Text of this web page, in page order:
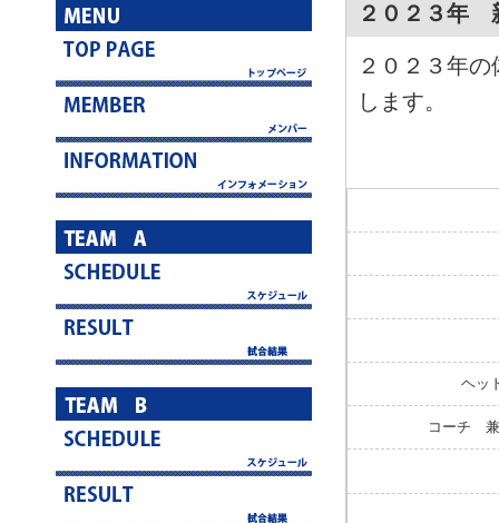
２０２３年
２０２３年
します。
ヘッ
コーチ